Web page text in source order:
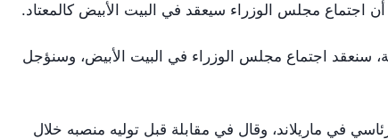
اجتماع مجلس الوزراء سيعقد في البيت الأبيض كالمعتاد.
سنعقد اجتماع مجلس الوزراء في البيت الأبيض، وسنؤجل
في ماريلاند، وقال في مقابلة قبل توليه منصبه خلال